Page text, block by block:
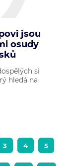
jsou
osudy
si
hledá na
3 4 5